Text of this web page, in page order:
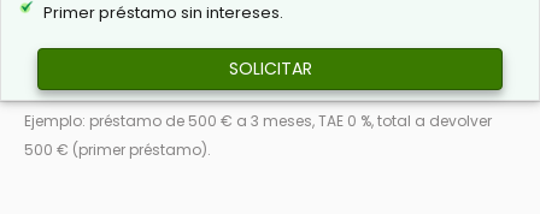
Primer préstamo sin intereses.
SOLICITAR
Ejemplo: préstamo de 500 € a 3 meses, TAE 0 %, total a devolver
500 € (primer préstamo).